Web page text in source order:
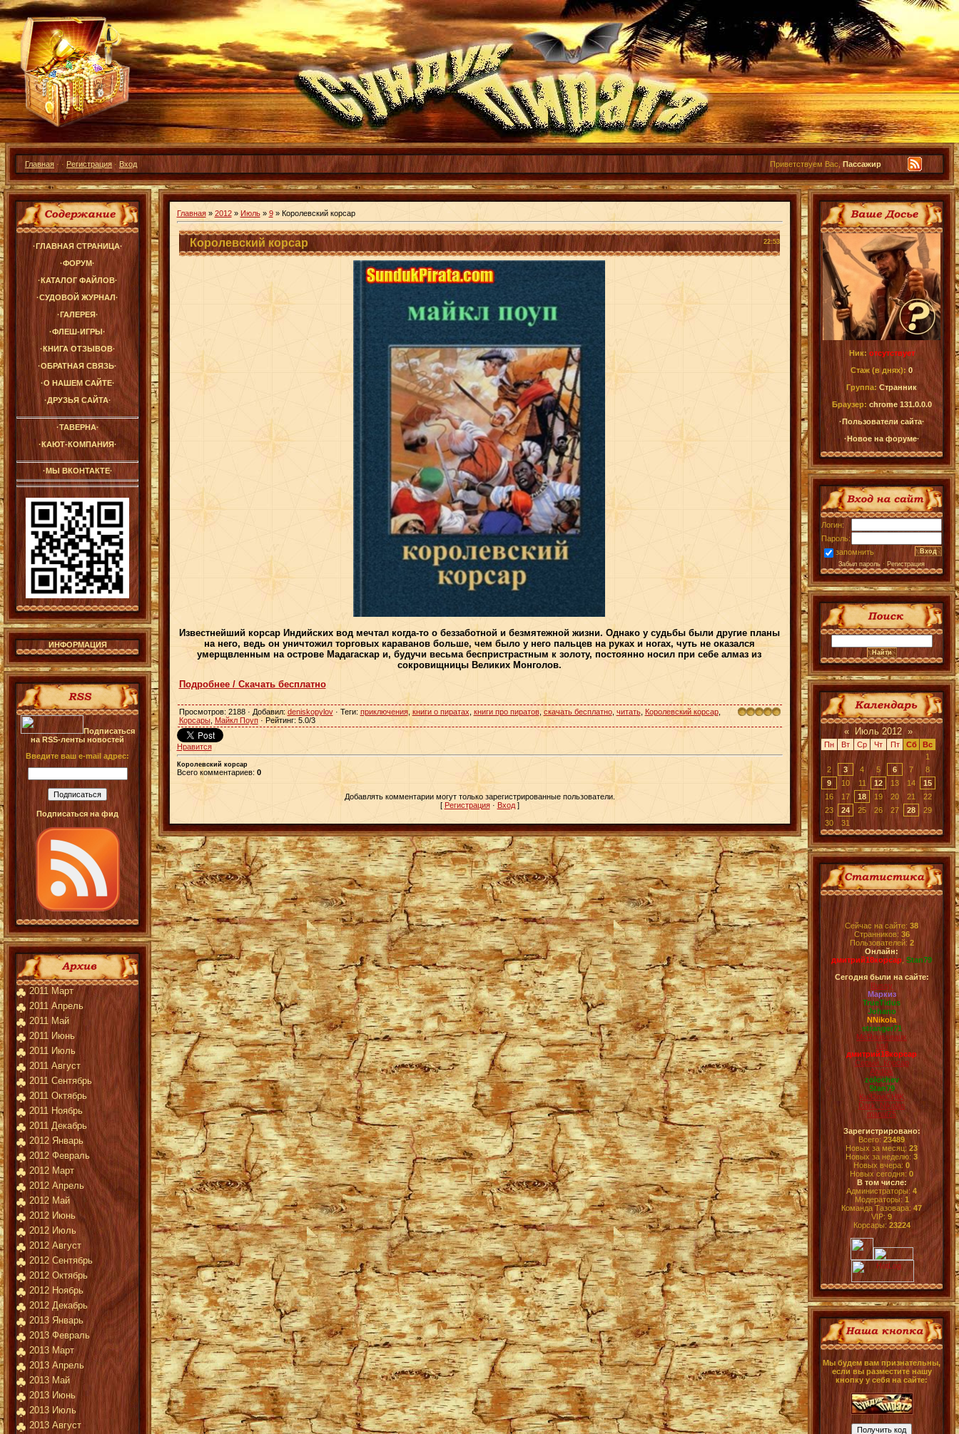
Главная · · Регистрация· Вход Приветствуем Вас, Пассажир
·ГЛАВНАЯ СТРАНИЦА·
·ФОРУМ·
·КАТАЛОГ ФАЙЛОВ·
·СУДОВОЙ ЖУРНАЛ·
·ГАЛЕРЕЯ·
·ФЛЕШ-ИГРЫ·
·КНИГА ОТЗЫВОВ·
·ОБРАТНАЯ СВЯЗЬ·
·О НАШЕМ САЙТЕ·
·ДРУЗЬЯ САЙТА·
·ТАВЕРНА·
·КАЮТ-КОМПАНИЯ·
·МЫ ВКОНТАКТЕ·
ИНФОРМАЦИЯ
Подписаться
на RSS-ленты новостей
Введите ваш e-mail адрес:
Подписаться на фид
2011 Март
2011 Апрель
2011 Май
2011 Июнь
2011 Июль
2011 Август
2011 Сентябрь
2011 Октябрь
2011 Ноябрь
2011 Декабрь
2012 Январь
2012 Февраль
2012 Март
2012 Апрель
2012 Май
2012 Июнь
2012 Июль
2012 Август
2012 Сентябрь
2012 Октябрь
2012 Ноябрь
2012 Декабрь
2013 Январь
2013 Февраль
2013 Март
2013 Апрель
2013 Май
2013 Июнь
2013 Июль
2013 Август
Главная» 2012 » Июль » 9» Королевский корсар
22:53
Королевский корсар
Известнейший корсар Индийских вод мечтал когда-то о беззаботной и безмятежной жизни. Однако у судьбы были другие планы
на него, ведь он уничтожил торговых караванов больше, чем было у него пальцев на руках и ногах, чуть не оказался
умерщвленным на острове Мадагаскар и, будучи весьма беспристрастным к золоту, постоянно носил при себе алмаз из
сокровищницы Великих Монголов.
Подробнее / Скачать бесплатно
Просмотров: 2188 · Добавил:deniskopylov· Теги: приключения, книги о пиратах книги про пиратов, скачать бесплатно, читать, Королевский корсар,
Корсары, Майкл Поуп· Рейтинг: 5.0/3
Нравится
Королевский корсар
Всего комментариев: 0
Добавлять комментарии могут только зарегистрированные пользователи.
[ Регистрация· Вход]
Ник: отсутствует
Стаж (в днях): 0
Группа: Странник
Браузер: chrome 131.0.0.0
·Пользователи сайта·
·Новое на форуме·
Логин:
Пароль:
запомнить
Забыл пароль · Регистрация
« Июль 2012 »
Пн Вт Ср Чт Пт Сб
Вс
1
2
3 4 5 6 7
8
9
10 11 12 13 14
15
16
17 18 19 20 21
22
23
24 25 26 27 28
29
30
31
Сейчас на сайте: 38
Странников: 36
Пользователей: 2
Онлайн:
дмитрий18корсар Stan79
Сегодня были на сайте:
Bussy
Маркиз
TrueTidus
Johano
NNikola
stranger71
McRousseaux
ksil
дмитрий18корсар
Серый_Корсар
Andlok
zolochev
Stan79
Ku33neCHIK
Dark_Nikolas
manul75
Зарегистрировано:
Всего: 23489
Новых за месяц: 23
Новых за неделю: 3
Новых вчера: 0
Новых сегодня:0
В том числе:
Администраторы: 4
Модераторы: 1
Команда Тазовара: 47
VIP: 9
Корсары:23224
Мы будем вам признательны,
если вы разместите нашу
кнопку у себя на сайте: